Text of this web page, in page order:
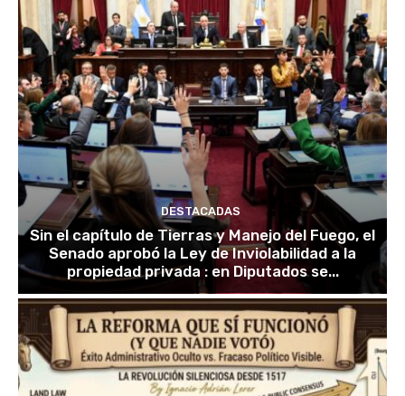
DESTACADAS
Sin el capítulo de Tierras y Manejo del Fuego, el
Senado aprobó la Ley de Inviolabilidad a la
propiedad privada : en Diputados se...